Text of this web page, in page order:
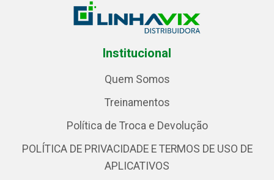
Institucional
Quem Somos
Treinamentos
Política de Troca e Devolução
POLÍTICA DE PRIVACIDADE E TERMOS DE USO DE
APLICATIVOS